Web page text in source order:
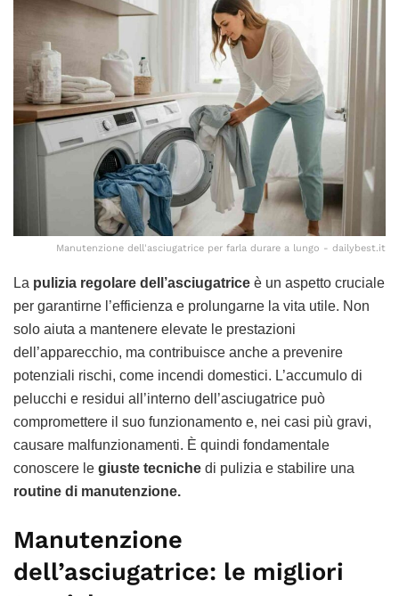
Manutenzione dell'asciugatrice per farla durare a lungo - dailybest.it
La pulizia regolare dell’asciugatrice è un aspetto cruciale
per garantirne l’efficienza e prolungarne la vita utile. Non
solo aiuta a mantenere elevate le prestazioni
dell’apparecchio, ma contribuisce anche a prevenire
potenziali rischi, come incendi domestici. L’accumulo di
pelucchi e residui all’interno dell’asciugatrice può
compromettere il suo funzionamento e, nei casi più gravi,
causare malfunzionamenti. È quindi fondamentale
conoscere le giuste tecniche di pulizia e stabilire una
routine di manutenzione.
Manutenzione
dell’asciugatrice: le migliori